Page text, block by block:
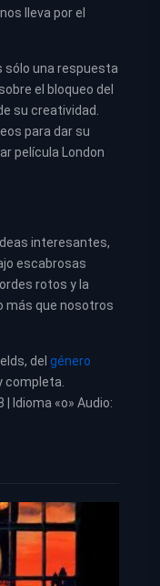
lleva por el
sólo una respuesta
el bloqueo del
su creatividad.
para dar su
película London
interesantes,
escabrosas
rotos y la
más que nosotros
del género
completa.
| Idioma «o» Audio: